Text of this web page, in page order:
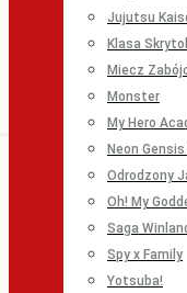
Jujutsu
Klasa
Miecz
Monster
My Hero
Neon
Odrodzony
Oh! My
Saga
Spy x Family
Yotsuba!